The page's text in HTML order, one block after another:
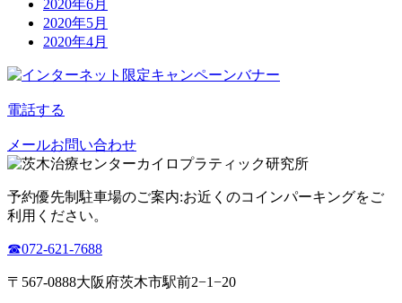
2020年6月
2020年5月
2020年4月
電話する
メールお問い合わせ
予約優先制 駐車場のご案内:お近くのコインパーキングをご
利用ください。
☎︎072-621-7688
〒567-0888大阪府茨木市駅前2−1−20